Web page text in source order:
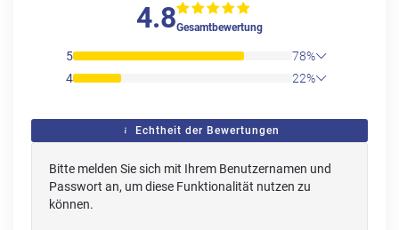
4.8Gesamtbewertung
5
78%
4
22%
Echtheit der Bewertungen
Bitte melden Sie sich mit Ihrem Benutzernamen und
Passwort an, um diese Funktionalität nutzen zu
können.